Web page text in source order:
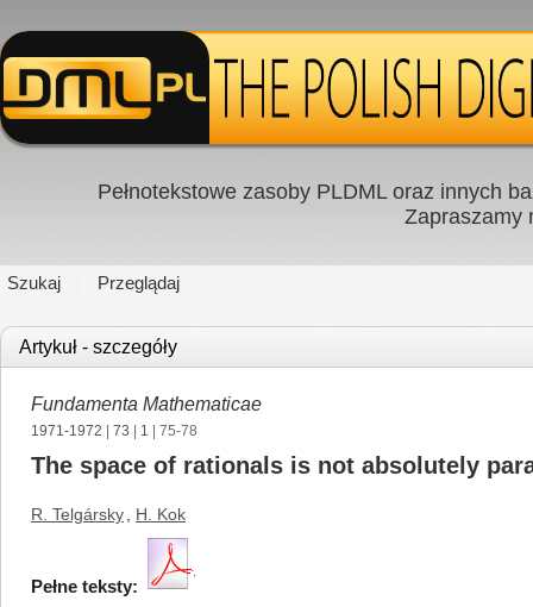
Pełnotekstowe zasoby PLDML oraz innych
Zapraszamy
Szukaj Przeglądaj
Artykuł - szczegóły
Fundamenta Mathematicae
1971-1972 73 1 | 75-78
The space of rationals is not absolutely
R. Telgársky H. Kok
Pełne teksty: